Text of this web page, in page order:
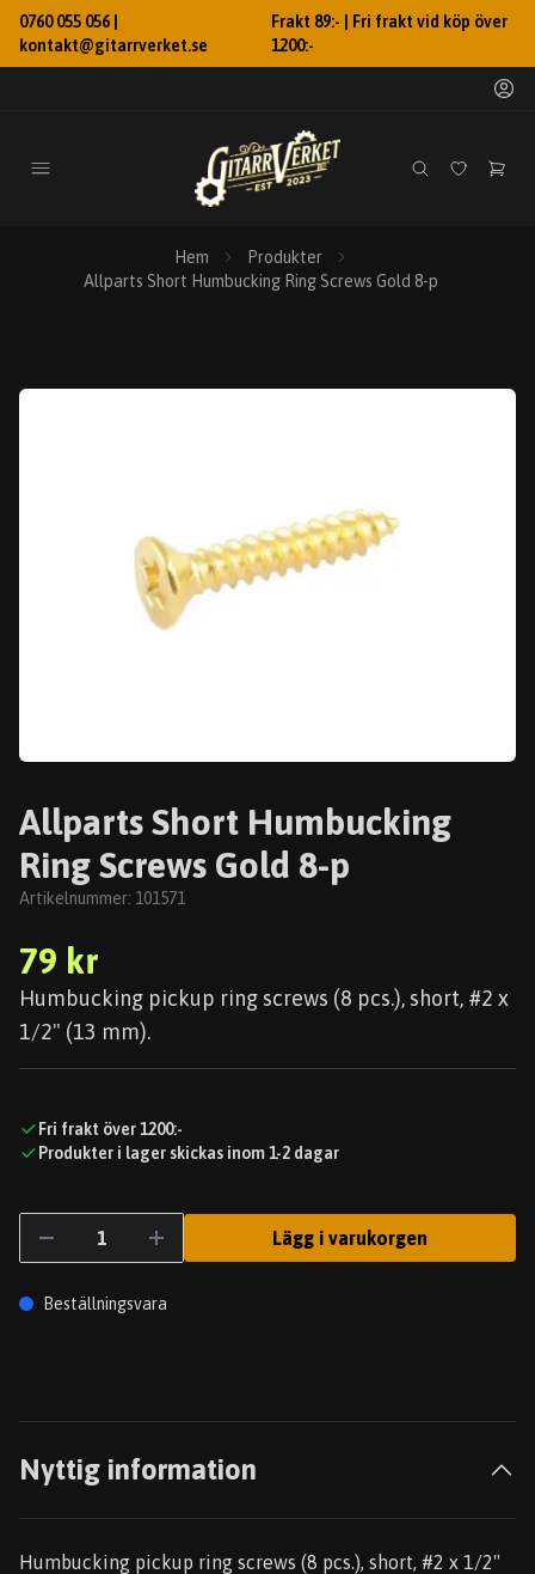
0760 055 056 |
kontakt@gitarrverket.se
Frakt 89:- | Fri frakt vid köp över
1200:-
Hem
Produkter
Allparts Short Humbucking Ring Screws Gold 8-p
Allparts Short Humbucking
Ring Screws Gold 8-p
Artikelnummer: 101571
79 kr
Humbucking pickup ring screws (8 pcs.), short, #2 x
1/2" (13 mm).
Fri frakt över 1200:-
Produkter i lager skickas inom 1-2 dagar
Lägg i varukorgen
Beställningsvara
Nyttig information
Humbucking pickup ring screws (8 pcs.), short, #2 x 1/2"